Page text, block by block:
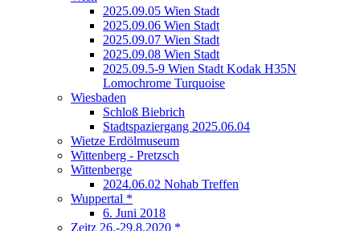
2025.09.05 Wien Stadt
2025.09.06 Wien Stadt
2025.09.07 Wien Stadt
2025.09.08 Wien Stadt
2025.09.5-9 Wien Stadt Kodak H35N
Lomochrome Turquoise
Wiesbaden
Schloß Biebrich
Stadtspaziergang 2025.06.04
Wietze Erdölmuseum
Wittenberg - Pretzsch
Wittenberge
2024.06.02 Nohab Treffen
Wuppertal *
6. Juni 2018
Zeitz 26.-29.8.2020 *